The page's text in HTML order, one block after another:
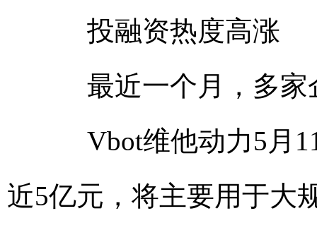
投融资热度高涨
最近一个月，多家
Vbot维他动力5月11
近5亿元，将主要用于大